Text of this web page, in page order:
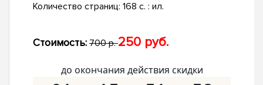
Количество страниц: 168 с. : ил.
Стоимость: 700 р.250 руб.
до окончания действия скидки